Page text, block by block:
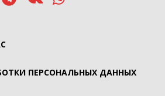
ПЕРСОНАЛЬНЫХ ДАННЫХ